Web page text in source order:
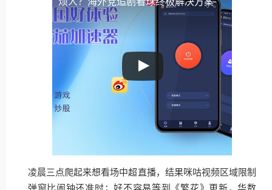
凌晨三点爬起来想看场中超直播，结果咪咕视频区域限制